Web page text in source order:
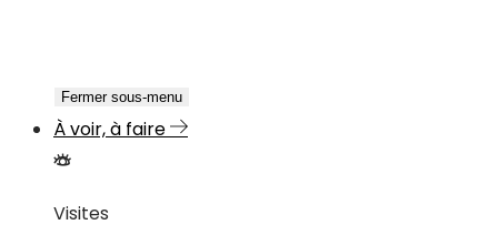
Fermer sous-menu
À voir, à faire
Visites